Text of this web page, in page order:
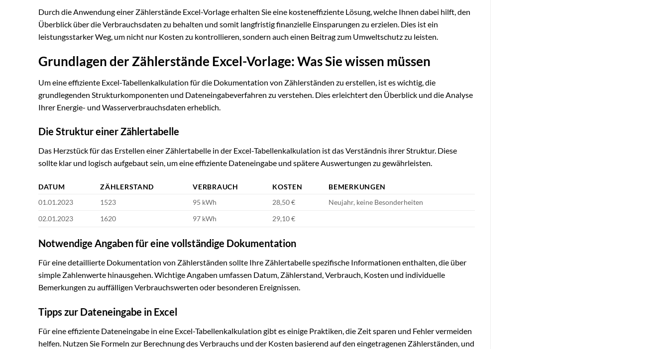
Durch die Anwendung einer Zählerstände Excel-Vorlage erhalten Sie eine kosteneffiziente Lösung, welche Ihnen dabei hilft, den
Überblick über die Verbrauchsdaten zu behalten und somit langfristig finanzielle Einsparungen zu erzielen. Dies ist ein
leistungsstarker Weg, um nicht nur Kosten zu kontrollieren, sondern auch einen Beitrag zum Umweltschutz zu leisten.
Grundlagen der Zählerstände Excel-Vorlage: Was Sie wissen müssen
Um eine effiziente Excel-Tabellenkalkulation für die Dokumentation von Zählerständen zu erstellen, ist es wichtig, die
grundlegenden Strukturkomponenten und Dateneingabeverfahren zu verstehen. Dies erleichtert den Überblick und die Analyse
Ihrer Energie- und Wasserverbrauchsdaten erheblich.
Die Struktur einer Zählertabelle
Das Herzstück für das Erstellen einer Zählertabelle in der Excel-Tabellenkalkulation ist das Verständnis ihrer Struktur. Diese
sollte klar und logisch aufgebaut sein, um eine effiziente Dateneingabe und spätere Auswertungen zu gewährleisten.
DATUM ZÄHLERSTAND VERBRAUCH KOSTEN
BEMERKUNGEN
01.01.2023
1523 95 kWh 28,50 €
Neujahr, keine Besonderheiten
02.01.2023
1620 97 kWh 29,10 €
Notwendige Angaben für eine vollständige Dokumentation
Für eine detaillierte Dokumentation von Zählerständen sollte Ihre Zählertabelle spezifische Informationen enthalten, die über
simple Zahlenwerte hinausgehen. Wichtige Angaben umfassen Datum, Zählerstand, Verbrauch, Kosten und individuelle
Bemerkungen zu auffälligen Verbrauchswerten oder besonderen Ereignissen.
Tipps zur Dateneingabe in Excel
Für eine effiziente Dateneingabe in eine Excel-Tabellenkalkulation gibt es einige Praktiken, die Zeit sparen und Fehler vermeiden
helfen. Nutzen Sie Formeln zur Berechnung des Verbrauchs und der Kosten basierend auf den eingetragenen Zählerständen, und